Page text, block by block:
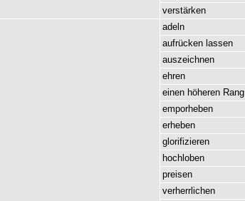
verstärken
adeln
aufrücken lassen
auszeichnen
ehren
einen höheren Rang
emporheben
erheben
glorifizieren
hochloben
preisen
verherrlichen